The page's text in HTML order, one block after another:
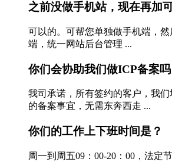
之前没做手机站，现在再加
可以的。可帮您单独做手机端，
端，统一网站后台管理 ...
你们会协助我们做ICP备案吗
我司承诺，所有签约的客户，我
的备案事宜，无需东奔西走 ...
你们的工作上下班时间是？
周一到周五09：00-20：00，法定